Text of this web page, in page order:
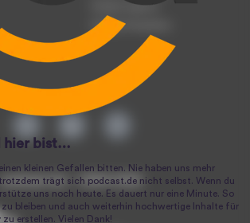
Podcast-Agentur
Podcast-Produktion
podcast.de ~ 2004-2026